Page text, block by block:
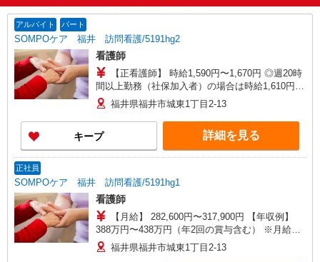
掲載期間終了
アルバイト パート
SOMPOケア 福井 訪問看護/5191hg2
看護師
【正看護師】 時給1,590円〜1,670円 ◎週20時
間以上勤務（社保加入者）の場合は時給1,610円〜
1,690円 ※各種手当込 ※時給は経験により異なる
福井県福井市城東1丁目2-13
キープ 詳細を見る
正社員
SOMPOケア 福井 訪問看護/5191hg1
看護師
【月給】 282,600円〜317,900円 【年収例】
388万円〜438万円（年2回の賞与含む） ※月給は
職務手当、働きがい向上手当、日祝手当（月平均2
回分）等、 毎月平均的に支払われる手当を含みま
福井県福井市城東1丁目2-13